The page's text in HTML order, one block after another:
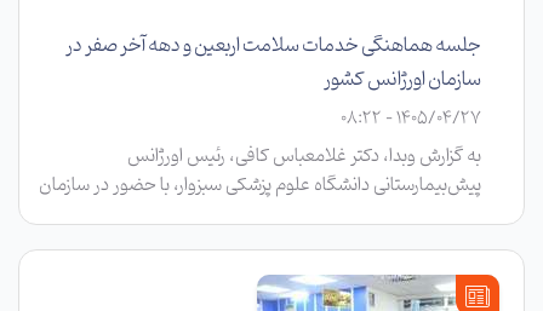
جلسه هماهنگی خدمات سلامت اربعین و دهه آخر صفر در
سازمان اورژانس کشور
1405/04/27 - 08:22
به گزارش وبدا، دکتر غلامعباس کافی، رئیس اورژانس
پیش‌بیمارستانی دانشگاه علوم پزشکی سبزوار، با حضور در سازمان
گفتگو کرد.